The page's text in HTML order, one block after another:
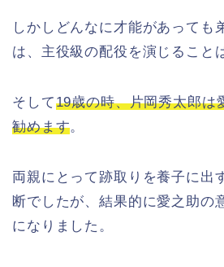
しかしどんなに才能があっても
は、主役級の配役を演じること
そして19歳の時、片岡秀太郎は
勧めます。
両親にとって跡取りを養子に出
断でしたが、結果的に愛之助の
になりました。